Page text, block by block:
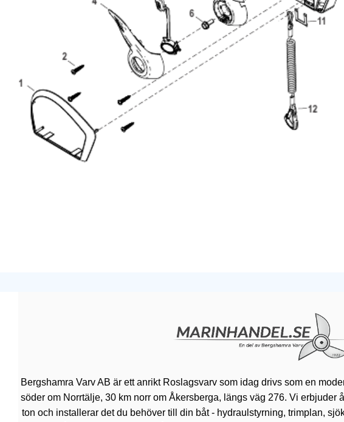
Bergshamra Varv AB är ett anrikt Roslagsvarv som idag drivs som en
söder om Norrtälje, 30 km norr om Åkersberga, längs väg 276. Vi erbjuder
ton och installerar det du behöver till din båt - hydraulstyrning, trimplan,